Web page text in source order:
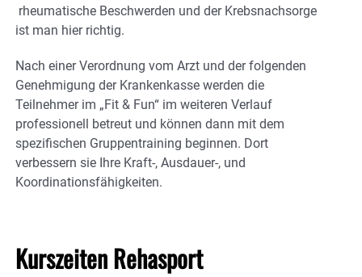
rheumatische Beschwerden und der Krebsnachsorge
ist man hier richtig.
Nach einer Verordnung vom Arzt und der folgenden
Genehmigung der Krankenkasse werden die
Teilnehmer im „Fit & Fun“ im weiteren Verlauf
professionell betreut und können dann mit dem
spezifischen Gruppentraining beginnen. Dort
verbessern sie Ihre Kraft-, Ausdauer-, und
Koordinationsfähigkeiten.
Kurszeiten Rehasport